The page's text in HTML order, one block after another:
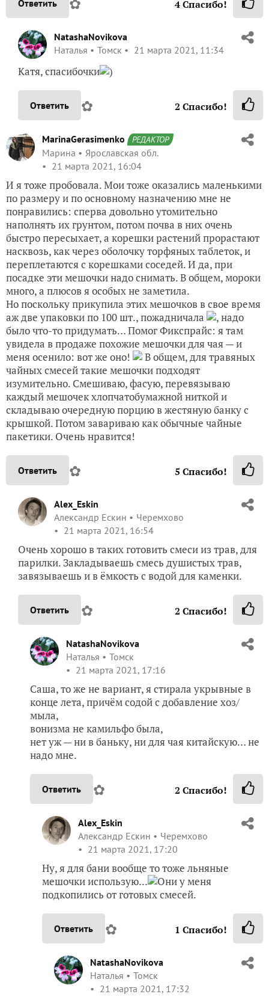
Ответить ✿ 4Спасибо!
NatashaNovikova
Наталья
Томск 21 марта 2021, 11:34
Катя, спасибочки )
Ответить ✿ 2 Спасибо!
MarinaGerasimenko РЕДАКТОР
Марина
Ярославская обл.
21 марта 2021, 16:04
И я тоже пробовала. Мои тоже оказались маленькими
по размеру и по основному назначению мне не
понравились: сперва довольно утомительно
наполнять их грунтом, потом почва в них очень
быстро пересыхает, а корешки растений прорастают
насквозь, как через оболочку торфяных таблеток, и
переплетаются с корешками соседей. И да, при
посадке эти мешочки надо снимать. В общем, мороки
много, а плюсов я особых не заметила.
Но поскольку прикупила этих мешочков в свое время
аж две упаковки по 100 шт., пожадничала
, надо
было что-то придумать… Помог Фикспрайс: я там
увидела в продаже похожие мешочки для чая — и
меня осенило: вот же оно!
В общем, для травяных
чайных смесей такие мешочки подходят
изумительно. Смешиваю, фасую, перевязываю
каждый мешочек хлопчатобумажной ниткой и
складываю очередную порцию в жестяную банку с
крышкой. Потом завариваю как обычные чайные
пакетики. Очень нравится!
Ответить ✿ 5 Спасибо!
Alex_Eskin
Александр Ескин
Черемхово
21 марта 2021, 16:54
Очень хорошо в таких готовить смеси из трав, для
парилки. Закладываешь смесь душистых трав,
завязываешь и в ёмкость с водой для каменки.
Ответить ✿ 2 Спасибо!
NatashaNovikova
Наталья
Томск
21 марта 2021, 17:16
Саша, то же не вариант, я стирала укрывные в
конце лета, причём содой с добавление хоз/
мыла,
вонизма не камильфо была,
нет уж — ни в баньку, ни для чая китайскую… не
надо мне.
Ответить ✿ 2 Спасибо!
Alex_Eskin
Александр Ескин
Черемхово
21 марта 2021, 17:20
Ну, я для бани вообще то тоже льняные
мешочки использую...
Они у меня
подкопились от готовых смесей.
Ответить ✿ 1 Спасибо!
NatashaNovikova
Наталья
Томск
21 марта 2021, 17:32